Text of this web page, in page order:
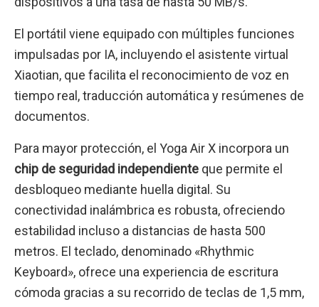
El portátil viene equipado con múltiples funciones
impulsadas por IA, incluyendo el asistente virtual
Xiaotian, que facilita el reconocimiento de voz en
tiempo real, traducción automática y resúmenes de
documentos.
Para mayor protección, el Yoga Air X incorpora un
chip de seguridad independiente que permite el
desbloqueo mediante huella digital. Su
conectividad inalámbrica es robusta, ofreciendo
estabilidad incluso a distancias de hasta 500
metros. El teclado, denominado «Rhythmic
Keyboard», ofrece una experiencia de escritura
cómoda gracias a su recorrido de teclas de 1,5 mm,